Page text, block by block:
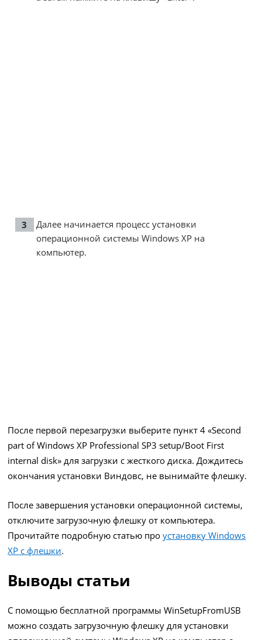
Далее начинается процесс установки
операционной системы Windows XP на
компьютер.
После первой перезагрузки выберите пункт 4 «Second
part of Windows XP Professional SP3 setup/Boot First
internal disk» для загрузки с жесткого диска. Дождитесь
окончания установки Виндовс, не вынимайте флешку.
После завершения установки операционной системы,
отключите загрузочную флешку от компьютера.
Прочитайте подробную статью проустановку Windows
XP с флешки.
Выводы статьи
С помощью бесплатной программы WinSetupFromUSB
можно создать загрузочную флешку для установки